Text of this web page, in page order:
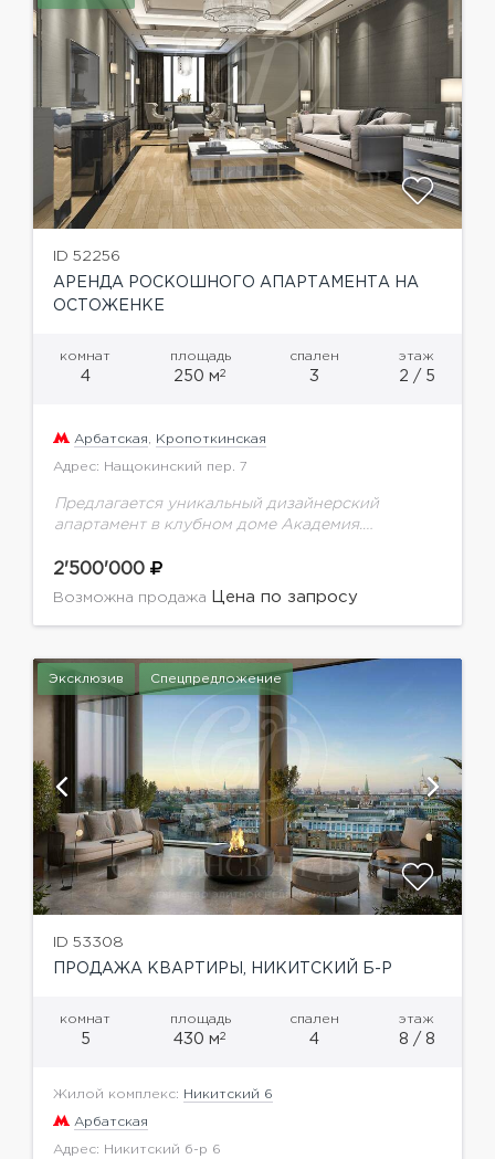
ID 52256
АРЕНДА РОСКОШНОГО АПАРТАМЕНТА НА
ОСТОЖЕНКЕ
комнат
4
площадь
250 м2
спален
3
этаж
2 / 5
Арбатская, Кропоткинская
Адрес: Нащокинский пер. 7
Предлагается уникальный дизайнерский
апартамент в клубном доме Академия.
решение включает в себя: кухню-столовую,
которая отделена от просторной гостиной,
2'500'000
Возможна продажа Цена по запросу
Эксклюзив Спецпредложение
ID 53308
ПРОДАЖА КВАРТИРЫ, НИКИТСКИЙ Б-Р
комнат
5
площадь
430 м2
спален
4
этаж
8 / 8
Жилой комплекс: Никитский 6
Арбатская
Адрес: Никитский б-р 6